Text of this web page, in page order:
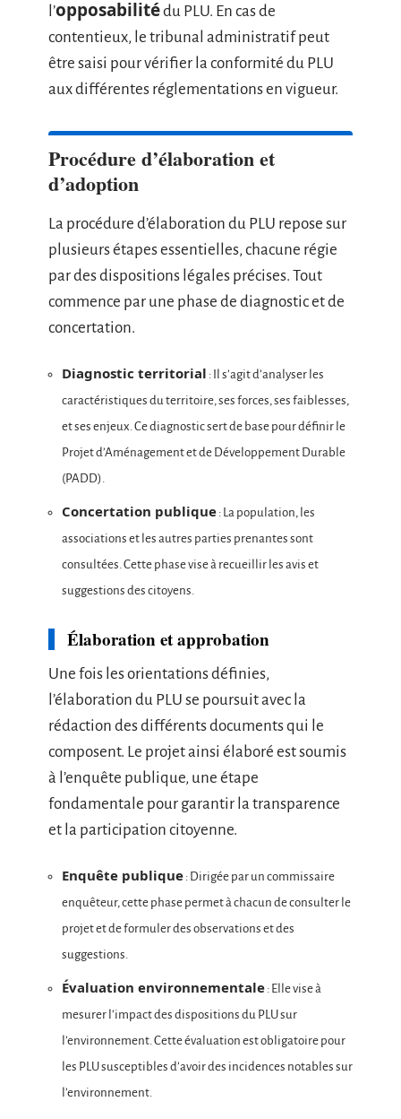
l’opposabilitédu PLU. En cas de
contentieux, le tribunal administratif peut
être saisi pour vérifier la conformité du PLU
aux différentes réglementations en vigueur.
Procédure d’élaboration et
d’adoption
La procédure d’élaboration du PLU repose sur
plusieurs étapes essentielles, chacune régie
par des dispositions légales précises. Tout
commence par une phase de diagnostic et de
concertation.
Diagnostic territorial : Il s’agit d’analyser les
caractéristiques du territoire, ses forces, ses faiblesses,
et ses enjeux. Ce diagnostic sert de base pour définir le
Projet d’Aménagement et de Développement Durable
(PADD).
Concertation publique : La population, les
associations et les autres parties prenantes sont
consultées. Cette phase vise à recueillir les avis et
suggestions des citoyens.
Élaboration et approbation
Une fois les orientations définies,
l’élaboration du PLU se poursuit avec la
rédaction des différents documents qui le
composent. Le projet ainsi élaboré est soumis
à l’enquête publique, une étape
fondamentale pour garantir la transparence
et la participation citoyenne.
Enquête publique : Dirigée par un commissaire
enquêteur, cette phase permet à chacun de consulter le
projet et de formuler des observations et des
suggestions.
Évaluation environnementale : Elle vise à
mesurer l’impact des dispositions du PLU sur
l’environnement. Cette évaluation est obligatoire pour
les PLU susceptibles d’avoir des incidences notables sur
l’environnement.